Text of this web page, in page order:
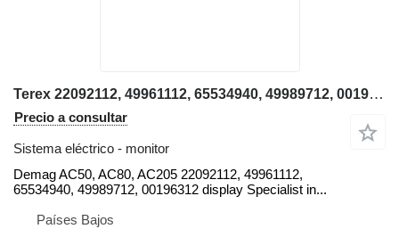
Terex 22092112, 49961112, 65534940, 49989712, 00196312 Demag monitor para Demag AC50, AC80 grúa móvil
Precio a consultar
Sistema eléctrico - monitor
Demag AC50, AC80, AC205 22092112, 49961112,
65534940, 49989712, 00196312 display Specialist in...
Países Bajos